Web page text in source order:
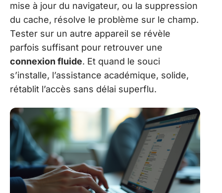
mise à jour du navigateur, ou la suppression
du cache, résolve le problème sur le champ.
Tester sur un autre appareil se révèle
parfois suffisant pour retrouver une
connexion fluide. Et quand le souci
s’installe, l’assistance académique, solide,
rétablit l’accès sans délai superflu.